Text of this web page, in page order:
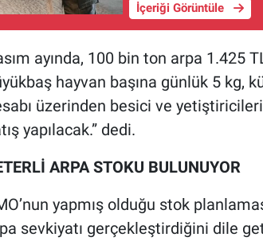
İçeriği Görüntüle
ayında, 100 bin ton arpa 1.425
hayvan başına günlük 5 kg,
üzerinden besici ve
yapılacak.” dedi.
ARPA STOKU BULUNUYOR
yapmış olduğu stok
sevkiyatı gerçekleştirdiğini dile